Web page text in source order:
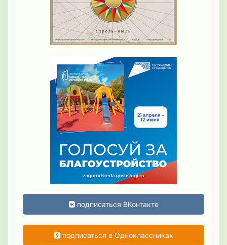
подписаться ВКонтакте
подписаться в Одноклассниках